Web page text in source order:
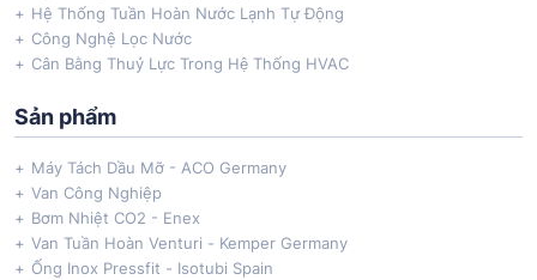
Hệ Thống Tuần Hoàn Nước Lạnh Tự Động
Công Nghệ Lọc Nước
Cân Bằng Thuỷ Lực Trong Hệ Thống HVAC
Sản phẩm
Máy Tách Dầu Mỡ - ACO Germany
Van Công Nghiệp
Bơm Nhiệt CO2 - Enex
Van Tuần Hoàn Venturi - Kemper Germany
Ống Inox Pressfit - Isotubi Spain